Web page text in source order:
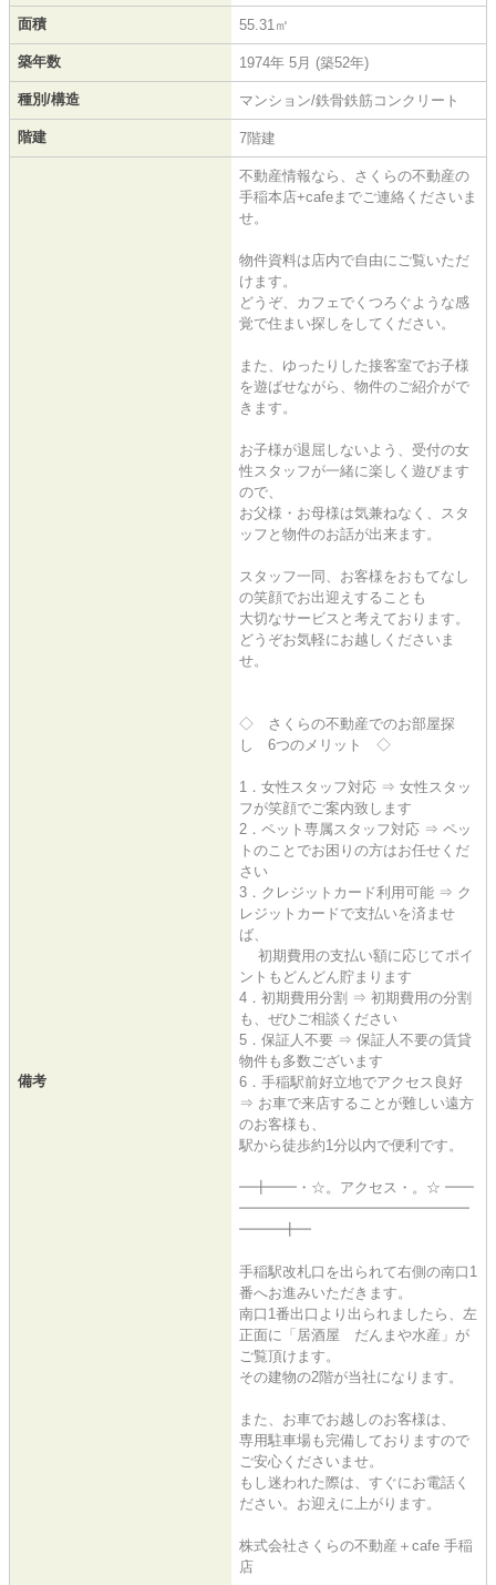
面積 55.31㎡
築年数 1974年 5月 (築52年)
種別/構造 マンション/鉄骨鉄筋コンクリート
階建 7階建
備考
不動産情報なら、さくらの不動産の
手稲本店+cafeまでご連絡くださいま
せ。
物件資料は店内で自由にご覧いただ
けます。
どうぞ、カフェでくつろぐような感
覚で住まい探しをしてください。
また、ゆったりした接客室でお子様
を遊ばせながら、物件のご紹介がで
きます。
お子様が退屈しないよう、受付の女
性スタッフが一緒に楽しく遊びます
ので、
お父様・お母様は気兼ねなく、スタ
ッフと物件のお話が出来ます。
スタッフ一同、お客様をおもてなし
の笑顔でお出迎えすることも
大切なサービスと考えております。
どうぞお気軽にお越しくださいま
せ。
◇ さくらの不動産でのお部屋探
し 6つのメリット ◇
1．女性スタッフ対応 ⇒ 女性スタッ
フが笑顔でご案内致します
2．ペット専属スタッフ対応 ⇒ ペッ
トのことでお困りの方はお任せくだ
さい
3．クレジットカード利用可能 ⇒ ク
レジットカードで支払いを済ませ
ば、
初期費用の支払い額に応じてポイ
ントもどんどん貯まります
4．初期費用分割 ⇒ 初期費用の分割
も、ぜひご相談ください
5．保証人不要 ⇒ 保証人不要の賃貸
物件も多数ございます
6．手稲駅前好立地でアクセス良好
⇒ お車で来店することが難しい遠方
のお客様も、
駅から徒歩約1分以内で便利です。
━╋━━・☆。アクセス・。☆ ━━
━━━━━━━━━━━━━━━━
━━━╋━
手稲駅改札口を出られて右側の南口1
番へお進みいただきます。
南口1番出口より出られましたら、左
正面に「居酒屋 だんまや水産」が
ご覧頂けます。
その建物の2階が当社になります。
また、お車でお越しのお客様は、
専用駐車場も完備しておりますので
ご安心くださいませ。
もし迷われた際は、すぐにお電話く
ださい。お迎えに上がります。
株式会社さくらの不動産＋cafe 手稲
店